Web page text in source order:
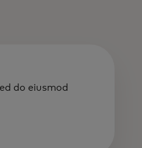
do eiusmod